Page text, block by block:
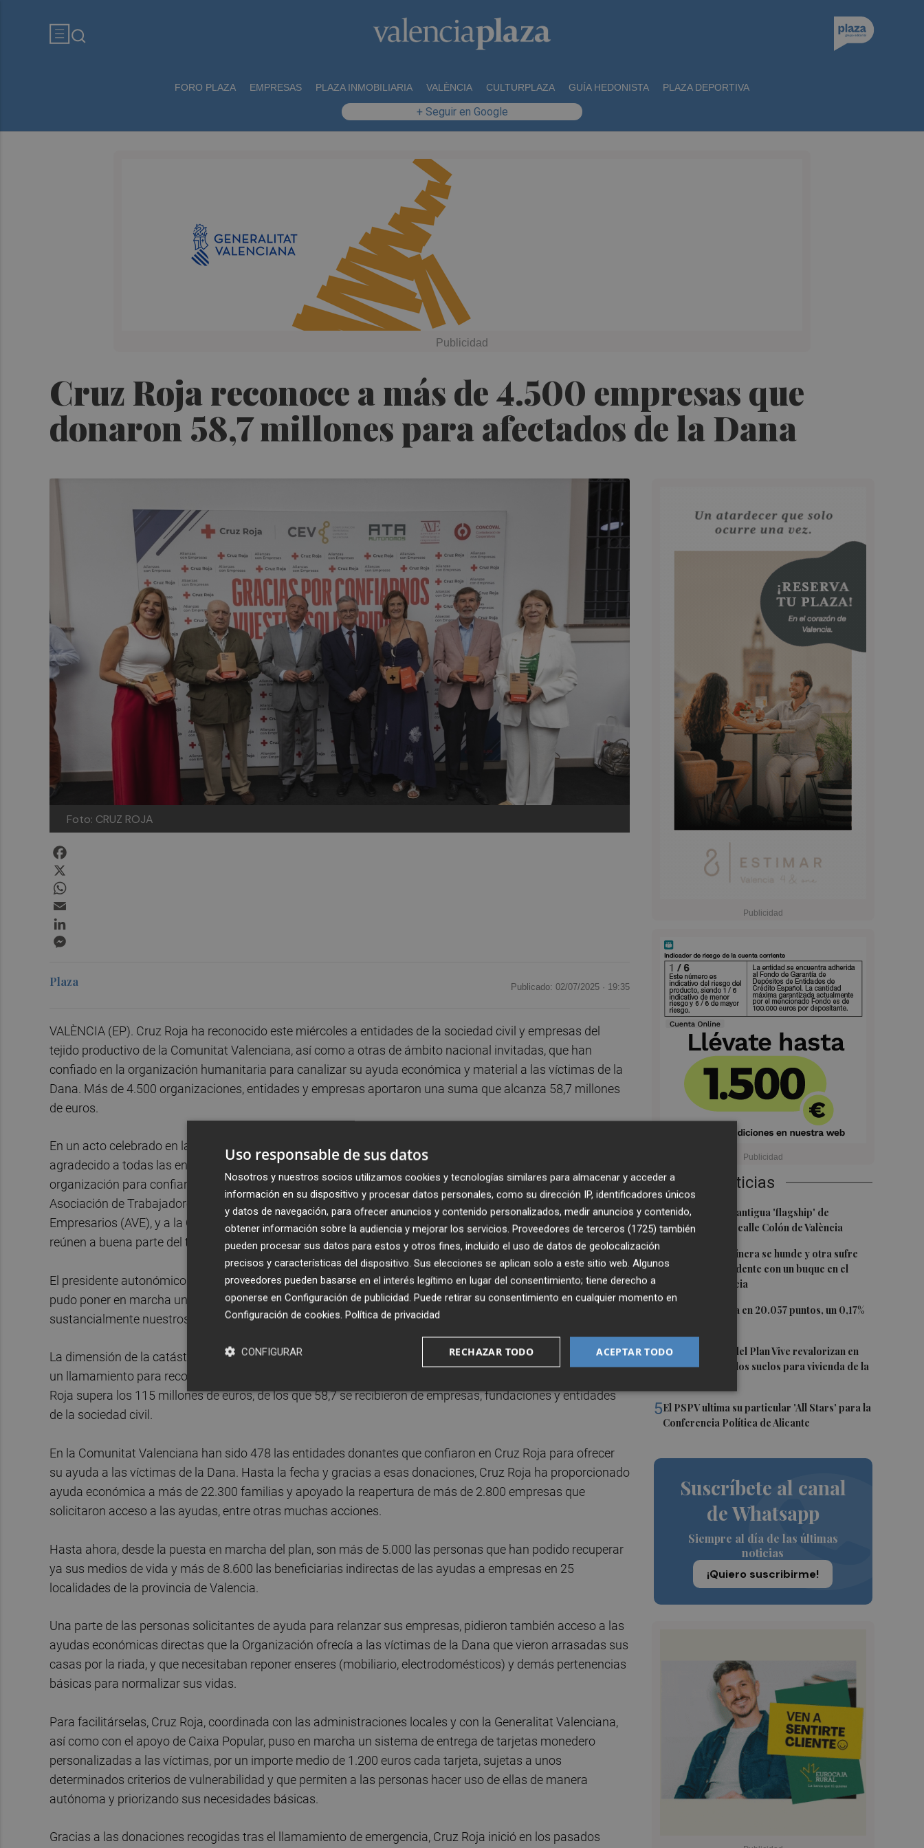
FORO PLAZA EMPRESAS PLAZA INMOBILIARIA VALÈNCIA CULTURPLAZA GUÍA HEDONISTA PLAZA DEPORTIVA
+ Seguir en Google
Cruz Roja reconoce a más de 4.500 empresas que
donaron 58,7 millones para afectados de la Dana
Foto: CRUZ ROJA
Últimas Noticias
1Oysho ocupa la antigua 'flagship' de
Nespresso en la calle Colón de València
2
Una batea clochinera se hunde y otra sufre
daños en un incidente con un buque en el
puerto de Valencia
El Ibex 35 cierra en 20.057 puntos, un 0,17%
4Los concursos del Plan Vive revalorizan en
casi 12 millones los suelos para vivienda de la
5El PSPV ultima su particular 'All Stars' para la
Conferencia Política de Alicante
Suscríbete al canal
de Whatsapp
Siempre al día de las últimas
noticias
¡Quiero suscribirme!
Plaza Publicado: 02/07/2025 · 19:35
VALÈNCIA (EP). Cruz Roja ha reconocido este miércoles a entidades de la sociedad civil y empresas del
tejido productivo de la Comunitat Valenciana, así como a otras de ámbito nacional invitadas, que han
confiado en la organización humanitaria para canalizar su ayuda económica y material a las víctimas de la
Dana. Más de 4.500 organizaciones, entidades y empresas aportaron una suma que alcanza 58,7 millones
de euros.
En un acto celebrado en la Confederación Empresarial de la Comunitat Valenciana (CEV), Cruz Roja ha
agradecido a todas las entidades sociales, educativas, deportivas y culturales que contactaron con la
organización para confiarle su solidaridad para con las víctimas de la Dana y ha reconocido a la CEV, a la
Asociación de Trabajadores Autónomos de la Comunitat Valenciana (ATA), a la Asociación Valenciana de
Empresarios (AVE), y a la Confederación de Cooperativas de la Comunidad Valenciana (Concoval), que
reúnen a buena parte del tejido empresarial valenciano donante.
El presidente autonómico de Cruz Roja, Rafael Gandia, ha recordado que gracias a las donaciones Cruz Roja
pudo poner en marcha un plan de respuesta a tres años para paliar los efectos de la Dana, "reforzando
sustancialmente nuestros fondos y capacidades desde los primeros días de la tragedia".
La dimensión de la catástrofe y el impacto social y económico que causó la Dana llevó a Cruz Roja a hacer
un llamamiento para recoger donativos para la emergencia. A día de hoy, el total de los recibidos por Cruz
Roja supera los 115 millones de euros, de los que 58,7 se recibieron de empresas, fundaciones y entidades
de la sociedad civil.
En la Comunitat Valenciana han sido 478 las entidades donantes que confiaron en Cruz Roja para ofrecer
su ayuda a las víctimas de la Dana. Hasta la fecha y gracias a esas donaciones, Cruz Roja ha proporcionado
ayuda económica a más de 22.300 familias y apoyado la reapertura de más de 2.800 empresas que
solicitaron acceso a las ayudas, entre otras muchas acciones.
Hasta ahora, desde la puesta en marcha del plan, son más de 5.000 las personas que han podido recuperar
ya sus medios de vida y más de 8.600 las beneficiarias indirectas de las ayudas a empresas en 25
localidades de la provincia de Valencia.
Una parte de las personas solicitantes de ayuda para relanzar sus empresas, pidieron también acceso a las
ayudas económicas directas que la Organización ofrecía a las víctimas de la Dana que vieron arrasadas sus
casas por la riada, y que necesitaban reponer enseres (mobiliario, electrodomésticos) y demás pertenencias
básicas para normalizar sus vidas.
Para facilitárselas, Cruz Roja, coordinada con las administraciones locales y con la Generalitat Valenciana,
así como con el apoyo de Caixa Popular, puso en marcha un sistema de entrega de tarjetas monedero
personalizadas a las víctimas, por un importe medio de 1.200 euros cada tarjeta, sujetas a unos
determinados criterios de vulnerabilidad y que permiten a las personas hacer uso de ellas de manera
autónoma y priorizando sus necesidades básicas.
Gracias a las donaciones recogidas tras el llamamiento de emergencia, Cruz Roja inició en los pasados
Uso responsable de sus datos
Nosotros y nuestros socios utilizamos cookies y tecnologías similares para almacenar y acceder a
información en su dispositivo y procesar datos personales, como su dirección IP, identificadores únicos
y datos de navegación, para ofrecer anuncios y contenido personalizados, medir anuncios y contenido,
obtener información sobre la audiencia y mejorar los servicios. Proveedores de terceros (1725) también
pueden procesar sus datos para estos y otros fines, incluido el uso de datos de geolocalización
precisos y características del dispositivo. Sus elecciones se aplican solo a este sitio web. Algunos
proveedores pueden basarse en el interés legítimo en lugar del consentimiento; tiene derecho a
oponerse en Configuración de publicidad. Puede retirar su consentimiento en cualquier momento en
Configuración de cookies. Política de privacidad
ACEPTAR TODO
RECHAZAR TODO
CONFIGURAR